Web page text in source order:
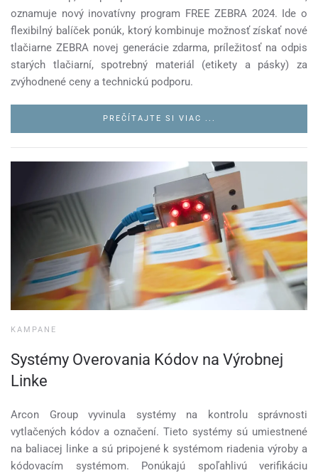
oznamuje nový inovatívny program FREE ZEBRA 2024. Ide o
flexibilný balíček ponúk, ktorý kombinuje možnosť získať nové
tlačiarne ZEBRA novej generácie zdarma, príležitosť na odpis
starých tlačiarní, spotrebný materiál (etikety a pásky) za
zvýhodnené ceny a technickú podporu.
PREČÍTAJTE SI VIAC ...
KAMPANE
Systémy Overovania Kódov na Výrobnej
Linke
Arcon Group vyvinula systémy na kontrolu správnosti
vytlačených kódov a označení. Tieto systémy sú umiestnené
na baliacej linke a sú pripojené k systémom riadenia výroby a
kódovacím systémom. Ponúkajú spoľahlivú verifikáciu